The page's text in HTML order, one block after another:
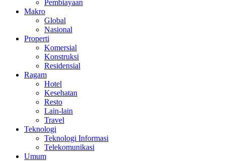
Pembiayaan
Makro
Global
Nasional
Properti
Komersial
Konstruksi
Residensial
Ragam
Hotel
Kesehatan
Resto
Lain-lain
Travel
Teknologi
Teknologi Informasi
Telekomunikasi
Umum